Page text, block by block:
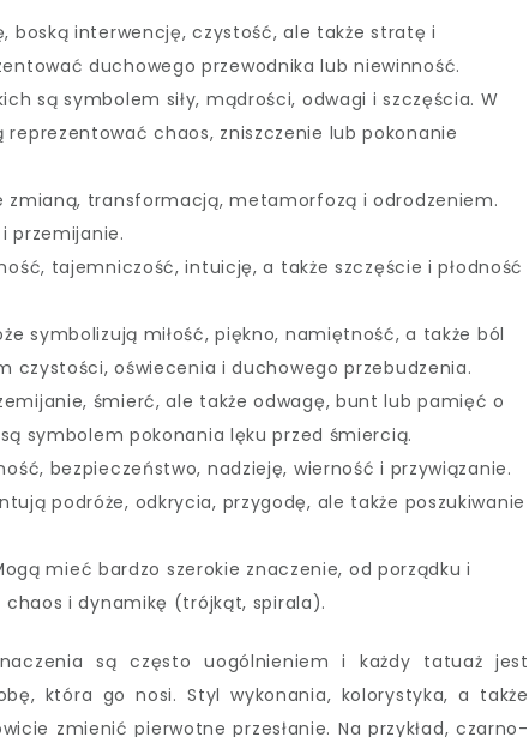
boską interwencję, czystość, ale także stratę i
duchowego przewodnika lub niewinność.
są symbolem siły, mądrości, odwagi i szczęścia. W
chaos, zniszczenie lub pokonanie
zmianą, transformacją, metamorfozą i odrodzeniem.
przemijanie.
tajemniczość, intuicję, a także szczęście i płodność
symbolizują miłość, piękno, namiętność, a także ból
czystości, oświecenia i duchowego przebudzenia.
śmierć, ale także odwagę, bunt lub pamięć o
symbolem pokonania lęku przed śmiercią.
bezpieczeństwo, nadzieję, wierność i przywiązanie.
podróże, odkrycia, przygodę, ale także poszukiwanie
mieć bardzo szerokie znaczenie, od porządku i
i dynamikę (trójkąt, spirala).
są często uogólnieniem i każdy tatuaż jest
która go nosi. Styl wykonania, kolorystyka, a także
zmienić pierwotne przesłanie. Na przykład, czarno-